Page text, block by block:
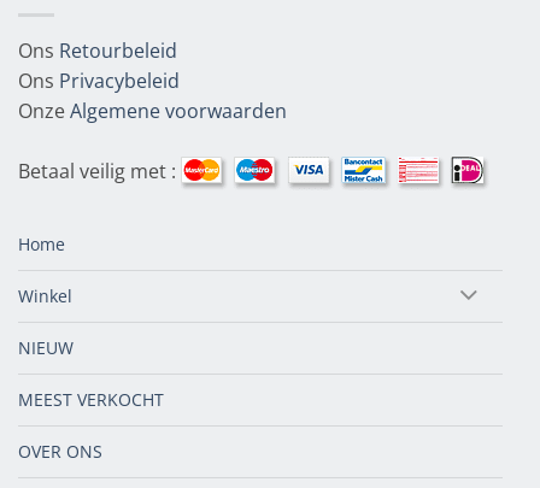
Ons Retourbeleid
Ons Privacybeleid
OnzeAlgemene voorwaarden
Betaal veilig met :
Home
Winkel
NIEUW
MEEST VERKOCHT
OVER ONS